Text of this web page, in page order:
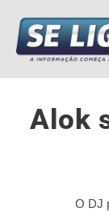
Alok
O DJ